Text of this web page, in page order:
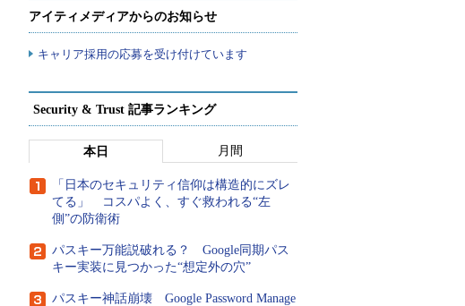
アイティメディアからのお知らせ
キャリア採用の応募を受け付けています
Security & Trust 記事ランキング
本日 月間
「日本のセキュリティ信仰は構造的にズレ
てる」 コスパよく、すぐ救われる“左
側”の防衛術
パスキー万能説破れる？ Google同期パス
キー実装に見つかった“想定外の穴”
パスキー神話崩壊 Google Password Manage